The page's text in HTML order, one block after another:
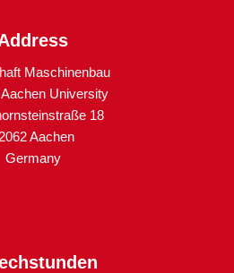
Maschinenbau
University
18
Aachen
Germany